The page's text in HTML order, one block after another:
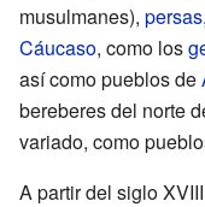
musulmanes), persas,
Cáucaso, como los
así como pueblos de
bereberes del norte
variado, como
A partir del siglo